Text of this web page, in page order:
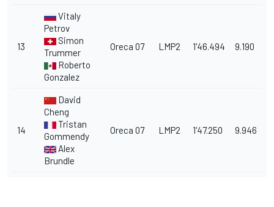
13
Vitaly
Petrov
Simon
Trummer
Roberto
Gonzalez
Oreca 07 LMP2 1'46.494 9.190
14
David
Cheng
Tristan
Gommendy
Alex
Brundle
Oreca 07 LMP2 1'47.250 9.946